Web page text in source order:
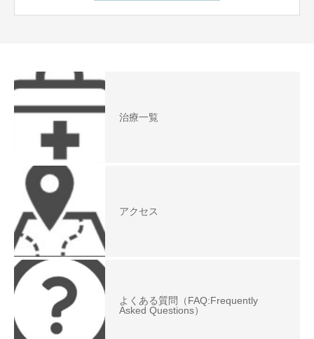
治療一覧
アクセス
よくある質問（FAQ:Frequently
Asked Questions）